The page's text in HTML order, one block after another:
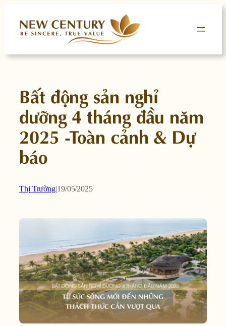
content
Bất động sản nghỉ
dưỡng 4 tháng đầu năm
2025 -Toàn cảnh & Dự
báo
Thị Trường|19/05/2025